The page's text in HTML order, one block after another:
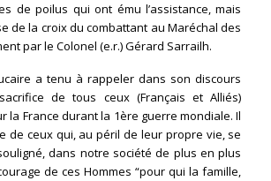
de poilus qui ont ému l’assistance, mais
de la croix du combattant au Maréchal des
par le Colonel (e.r.) Gérard Sarrailh.
a tenu à rappeler dans son discours
de tous ceux (Français et Alliés)
la France durant la 1ère guerre mondiale. Il
de ceux qui, au péril de leur propre vie, se
dans notre société de plus en plus
de ces Hommes “pour qui la famille,